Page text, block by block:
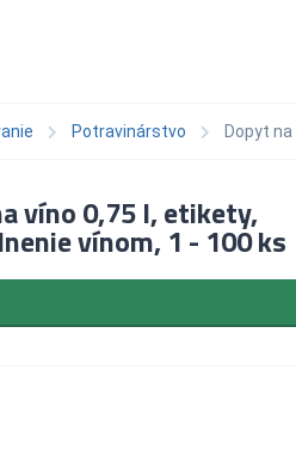
Potravinárstvo Dopyt
víno 0,75 l, etikety,
vínom, 1 - 100 ks